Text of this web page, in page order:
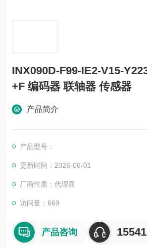
INX090D-F99-IE2-V15-
+F 编码器 联轴器 传感器
产品简介
产品型号：
更新时间：2026-06-01
厂商性质：代理商
访问量：669
产品咨询